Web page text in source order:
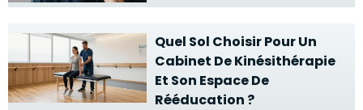
Quel Sol Choisir Pour Un
Cabinet De Kinésithérapie
Et Son Espace De
Rééducation ?